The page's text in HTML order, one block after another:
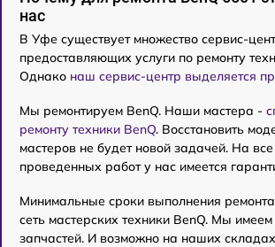
нас
В Уфе существует множество сервис-
предоставляющих услуги по ремонту
Однако наш сервис-центр выделяется
Мы ремонтируем BenQ. Наши мастера -
ремонту техники BenQ. Восстановить
мастеров не будет новой задачей. На
проведенных работ у нас имеется
Минимальные сроки выполнения
сеть мастерских техники BenQ. Мы
запчастей. И возможно на наших складах